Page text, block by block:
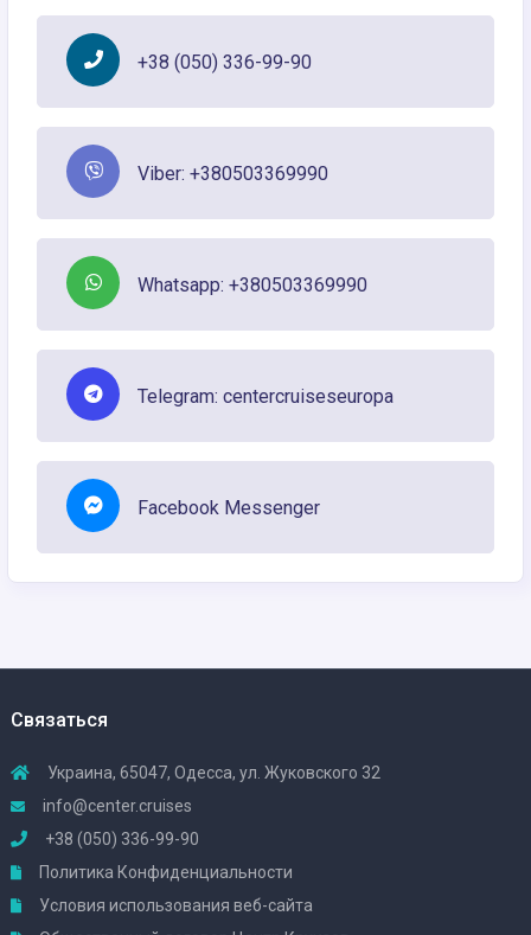
+38 (050) 336-99-90
Viber: +380503369990
Whatsapp: +380503369990
Telegram: centercruiseseuropa
Facebook Messenger
Связаться
Украина, 65047, Одесса, ул. Жуковского 32
info@center.cruises
+38 (050) 336-99-90
Политика Конфиденциальности
Условия использования веб-сайта